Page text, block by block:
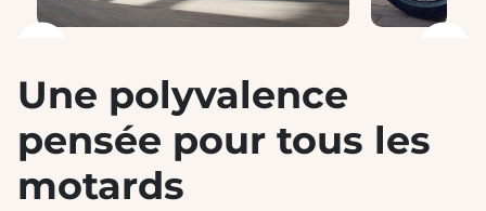
Une polyvalence
pensée pour tous les
motards